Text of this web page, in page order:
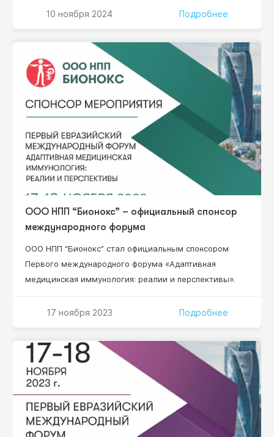
более 15 научных секций, 2 337 специалистов!
10 ноября 2024 Подробнее
ООО НПП “Бионокс” – официальный спонсор
международного форума
ООО НПП “Бионокс” стал официальным спонсором
Первого международного форума «Адаптивная
медицинская иммунология: реалии и перспективы».
17 ноября 2023 Подробнее